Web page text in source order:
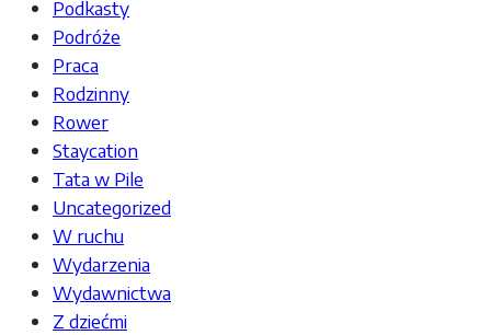
Podkasty
Podróże
Praca
Rodzinny
Rower
Staycation
Tata w Pile
Uncategorized
W ruchu
Wydarzenia
Wydawnictwa
Z dziećmi